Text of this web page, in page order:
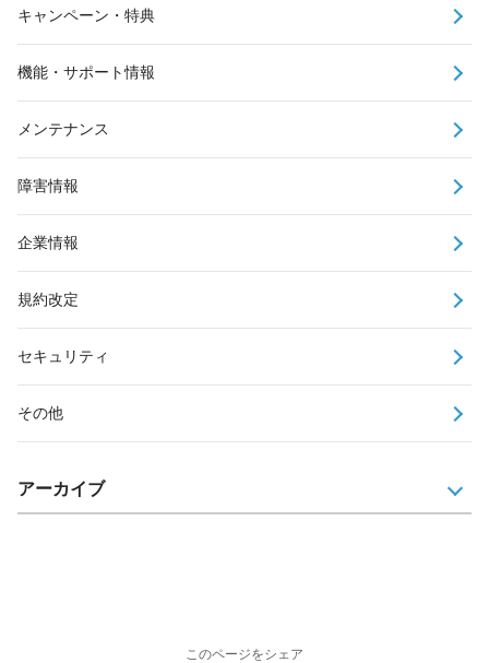
キャンペーン・特典
機能・サポート情報
メンテナンス
障害情報
企業情報
規約改定
セキュリティ
その他
アーカイブ
このページをシェア